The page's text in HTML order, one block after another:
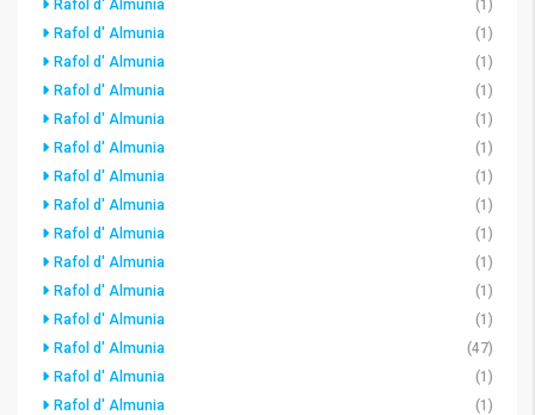
Rafol d' Almunia
(1)
Rafol d' Almunia
(1)
Rafol d' Almunia
(1)
Rafol d' Almunia
(1)
Rafol d' Almunia
(1)
Rafol d' Almunia
(1)
Rafol d' Almunia
(1)
Rafol d' Almunia
(1)
Rafol d' Almunia
(1)
Rafol d' Almunia
(1)
Rafol d' Almunia
(1)
Rafol d' Almunia
(1)
Rafol d' Almunia
(47)
Rafol d' Almunia
(1)
Rafol d' Almunia
(1)